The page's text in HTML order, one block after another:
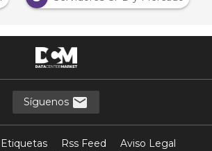
Síguenos
Etiquetas Rss Feed
Aviso Legal